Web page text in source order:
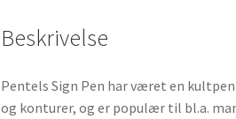
Beskrivelse
Pentels Sign Pen har været en
og konturer, og er populær til bl.a.